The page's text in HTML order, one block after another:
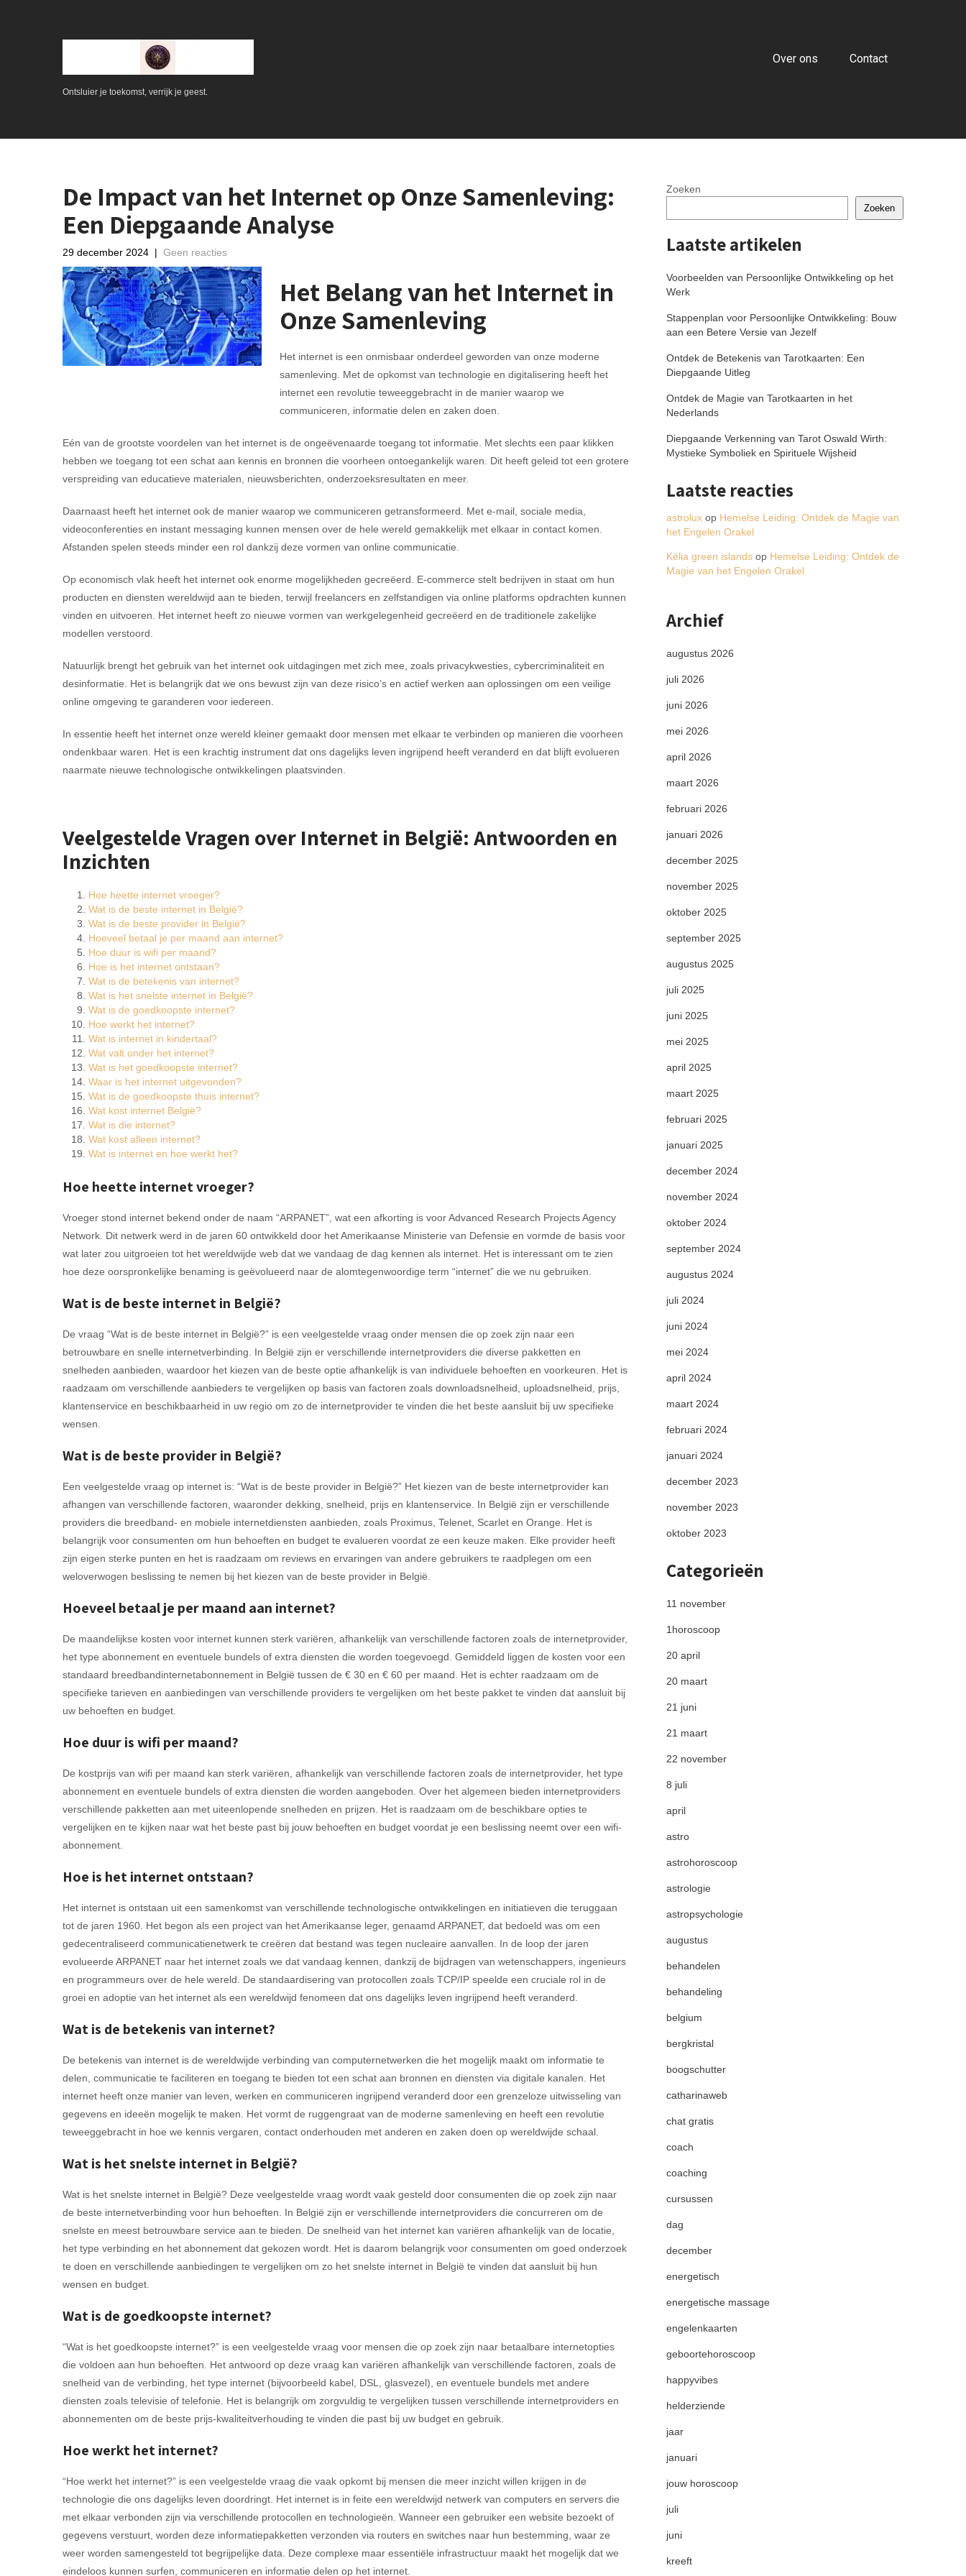
Ontsluier je toekomst, verrijk je geest.
Over ons Contact
De Impact van het Internet op Onze Samenleving:
Een Diepgaande Analyse
29 december 2024 | Geen reacties
Het Belang van het Internet in
Onze Samenleving
Het internet is een onmisbaar onderdeel geworden van onze moderne
samenleving. Met de opkomst van technologie en digitalisering heeft het
internet een revolutie teweeggebracht in de manier waarop we
communiceren, informatie delen en zaken doen.
Eén van de grootste voordelen van het internet is de ongeëvenaarde toegang tot informatie. Met slechts een paar klikken
hebben we toegang tot een schat aan kennis en bronnen die voorheen ontoegankelijk waren. Dit heeft geleid tot een grotere
verspreiding van educatieve materialen, nieuwsberichten, onderzoeksresultaten en meer.
Daarnaast heeft het internet ook de manier waarop we communiceren getransformeerd. Met e-mail, sociale media,
videoconferenties en instant messaging kunnen mensen over de hele wereld gemakkelijk met elkaar in contact komen.
Afstanden spelen steeds minder een rol dankzij deze vormen van online communicatie.
Op economisch vlak heeft het internet ook enorme mogelijkheden gecreëerd. E-commerce stelt bedrijven in staat om hun
producten en diensten wereldwijd aan te bieden, terwijl freelancers en zelfstandigen via online platforms opdrachten kunnen
vinden en uitvoeren. Het internet heeft zo nieuwe vormen van werkgelegenheid gecreëerd en de traditionele zakelijke
modellen verstoord.
Natuurlijk brengt het gebruik van het internet ook uitdagingen met zich mee, zoals privacykwesties, cybercriminaliteit en
desinformatie. Het is belangrijk dat we ons bewust zijn van deze risico’s en actief werken aan oplossingen om een veilige
online omgeving te garanderen voor iedereen.
In essentie heeft het internet onze wereld kleiner gemaakt door mensen met elkaar te verbinden op manieren die voorheen
ondenkbaar waren. Het is een krachtig instrument dat ons dagelijks leven ingrijpend heeft veranderd en dat blijft evolueren
naarmate nieuwe technologische ontwikkelingen plaatsvinden.
Veelgestelde Vragen over Internet in België: Antwoorden en
Inzichten
Hoe heette internet vroeger?
Wat is de beste internet in België?
Wat is de beste provider in België?
Hoeveel betaal je per maand aan internet?
Hoe duur is wifi per maand?
Hoe is het internet ontstaan?
Wat is de betekenis van internet?
Wat is het snelste internet in België?
Wat is de goedkoopste internet?
Hoe werkt het internet?
Wat is internet in kindertaal?
Wat valt onder het internet?
Wat is het goedkoopste internet?
Waar is het internet uitgevonden?
Wat is de goedkoopste thuis internet?
Wat kost internet België?
Wat is die internet?
Wat kost alleen internet?
Wat is internet en hoe werkt het?
Hoe heette internet vroeger?
Vroeger stond internet bekend onder de naam “ARPANET”, wat een afkorting is voor Advanced Research Projects Agency
Network. Dit netwerk werd in de jaren 60 ontwikkeld door het Amerikaanse Ministerie van Defensie en vormde de basis voor
wat later zou uitgroeien tot het wereldwijde web dat we vandaag de dag kennen als internet. Het is interessant om te zien
hoe deze oorspronkelijke benaming is geëvolueerd naar de alomtegenwoordige term “internet” die we nu gebruiken.
Wat is de beste internet in België?
De vraag “Wat is de beste internet in België?” is een veelgestelde vraag onder mensen die op zoek zijn naar een
betrouwbare en snelle internetverbinding. In België zijn er verschillende internetproviders die diverse pakketten en
snelheden aanbieden, waardoor het kiezen van de beste optie afhankelijk is van individuele behoeften en voorkeuren. Het is
raadzaam om verschillende aanbieders te vergelijken op basis van factoren zoals downloadsnelheid, uploadsnelheid, prijs,
klantenservice en beschikbaarheid in uw regio om zo de internetprovider te vinden die het beste aansluit bij uw specifieke
wensen.
Wat is de beste provider in België?
Een veelgestelde vraag op internet is: “Wat is de beste provider in België?” Het kiezen van de beste internetprovider kan
afhangen van verschillende factoren, waaronder dekking, snelheid, prijs en klantenservice. In België zijn er verschillende
providers die breedband- en mobiele internetdiensten aanbieden, zoals Proximus, Telenet, Scarlet en Orange. Het is
belangrijk voor consumenten om hun behoeften en budget te evalueren voordat ze een keuze maken. Elke provider heeft
zijn eigen sterke punten en het is raadzaam om reviews en ervaringen van andere gebruikers te raadplegen om een
weloverwogen beslissing te nemen bij het kiezen van de beste provider in België.
Hoeveel betaal je per maand aan internet?
De maandelijkse kosten voor internet kunnen sterk variëren, afhankelijk van verschillende factoren zoals de internetprovider,
het type abonnement en eventuele bundels of extra diensten die worden toegevoegd. Gemiddeld liggen de kosten voor een
standaard breedbandinternetabonnement in België tussen de € 30 en € 60 per maand. Het is echter raadzaam om de
specifieke tarieven en aanbiedingen van verschillende providers te vergelijken om het beste pakket te vinden dat aansluit bij
uw behoeften en budget.
Hoe duur is wifi per maand?
De kostprijs van wifi per maand kan sterk variëren, afhankelijk van verschillende factoren zoals de internetprovider, het type
abonnement en eventuele bundels of extra diensten die worden aangeboden. Over het algemeen bieden internetproviders
verschillende pakketten aan met uiteenlopende snelheden en prijzen. Het is raadzaam om de beschikbare opties te
vergelijken en te kijken naar wat het beste past bij jouw behoeften en budget voordat je een beslissing neemt over een wifi-
abonnement.
Hoe is het internet ontstaan?
Het internet is ontstaan uit een samenkomst van verschillende technologische ontwikkelingen en initiatieven die teruggaan
tot de jaren 1960. Het begon als een project van het Amerikaanse leger, genaamd ARPANET, dat bedoeld was om een
gedecentraliseerd communicatienetwerk te creëren dat bestand was tegen nucleaire aanvallen. In de loop der jaren
evolueerde ARPANET naar het internet zoals we dat vandaag kennen, dankzij de bijdragen van wetenschappers, ingenieurs
en programmeurs over de hele wereld. De standaardisering van protocollen zoals TCP/IP speelde een cruciale rol in de
groei en adoptie van het internet als een wereldwijd fenomeen dat ons dagelijks leven ingrijpend heeft veranderd.
Wat is de betekenis van internet?
De betekenis van internet is de wereldwijde verbinding van computernetwerken die het mogelijk maakt om informatie te
delen, communicatie te faciliteren en toegang te bieden tot een schat aan bronnen en diensten via digitale kanalen. Het
internet heeft onze manier van leven, werken en communiceren ingrijpend veranderd door een grenzeloze uitwisseling van
gegevens en ideeën mogelijk te maken. Het vormt de ruggengraat van de moderne samenleving en heeft een revolutie
teweeggebracht in hoe we kennis vergaren, contact onderhouden met anderen en zaken doen op wereldwijde schaal.
Wat is het snelste internet in België?
Wat is het snelste internet in België? Deze veelgestelde vraag wordt vaak gesteld door consumenten die op zoek zijn naar
de beste internetverbinding voor hun behoeften. In België zijn er verschillende internetproviders die concurreren om de
snelste en meest betrouwbare service aan te bieden. De snelheid van het internet kan variëren afhankelijk van de locatie,
het type verbinding en het abonnement dat gekozen wordt. Het is daarom belangrijk voor consumenten om goed onderzoek
te doen en verschillende aanbiedingen te vergelijken om zo het snelste internet in België te vinden dat aansluit bij hun
wensen en budget.
Wat is de goedkoopste internet?
“Wat is het goedkoopste internet?” is een veelgestelde vraag voor mensen die op zoek zijn naar betaalbare internetopties
die voldoen aan hun behoeften. Het antwoord op deze vraag kan variëren afhankelijk van verschillende factoren, zoals de
snelheid van de verbinding, het type internet (bijvoorbeeld kabel, DSL, glasvezel), en eventuele bundels met andere
diensten zoals televisie of telefonie. Het is belangrijk om zorgvuldig te vergelijken tussen verschillende internetproviders en
abonnementen om de beste prijs-kwaliteitverhouding te vinden die past bij uw budget en gebruik.
Hoe werkt het internet?
“Hoe werkt het internet?” is een veelgestelde vraag die vaak opkomt bij mensen die meer inzicht willen krijgen in de
technologie die ons dagelijks leven doordringt. Het internet is in feite een wereldwijd netwerk van computers en servers die
met elkaar verbonden zijn via verschillende protocollen en technologieën. Wanneer een gebruiker een website bezoekt of
gegevens verstuurt, worden deze informatiepakketten verzonden via routers en switches naar hun bestemming, waar ze
weer worden samengesteld tot begrijpelijke data. Deze complexe maar essentiële infrastructuur maakt het mogelijk dat we
eindeloos kunnen surfen, communiceren en informatie delen op het internet.
Zoeken
Zoeken
Laatste artikelen
Voorbeelden van Persoonlijke Ontwikkeling op het
Werk
Stappenplan voor Persoonlijke Ontwikkeling: Bouw
aan een Betere Versie van Jezelf
Ontdek de Betekenis van Tarotkaarten: Een
Diepgaande Uitleg
Ontdek de Magie van Tarotkaarten in het
Nederlands
Diepgaande Verkenning van Tarot Oswald Wirth:
Mystieke Symboliek en Spirituele Wijsheid
Laatste reacties
astrolux op Hemelse Leiding: Ontdek de Magie van
het Engelen Orakel
Kélia green islands op Hemelse Leiding: Ontdek de
Magie van het Engelen Orakel
Archief
augustus 2026
juli 2026
juni 2026
mei 2026
april 2026
maart 2026
februari 2026
januari 2026
december 2025
november 2025
oktober 2025
september 2025
augustus 2025
juli 2025
juni 2025
mei 2025
april 2025
maart 2025
februari 2025
januari 2025
december 2024
november 2024
oktober 2024
september 2024
augustus 2024
juli 2024
juni 2024
mei 2024
april 2024
maart 2024
februari 2024
januari 2024
december 2023
november 2023
oktober 2023
Categorieën
11 november
1horoscoop
20 april
20 maart
21 juni
21 maart
22 november
8 juli
april
astro
astrohoroscoop
astrologie
astropsychologie
augustus
behandelen
behandeling
belgium
bergkristal
boogschutter
catharinaweb
chat gratis
coach
coaching
cursussen
dag
december
energetisch
energetische massage
engelenkaarten
geboortehoroscoop
happyvibes
helderziende
jaar
januari
jouw horoscoop
juli
juni
kreeft